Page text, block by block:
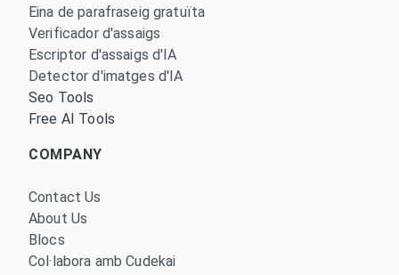
Eina de parafraseig gratuïta
Verificador d'assaigs
Escriptor d'assaigs d'IA
Detector d'imatges d'IA
Seo Tools
Free AI Tools
COMPANY
Contact Us
About Us
Blocs
Col·labora amb Cudekai